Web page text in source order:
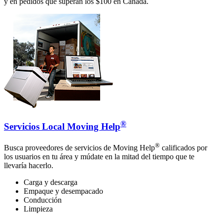
Servicios Local Moving Help®
Busca proveedores de servicios de Moving Help® calificados por
los usuarios en tu área y múdate en la mitad del tiempo que te
llevaría hacerlo.
Carga y descarga
Empaque y desempacado
Conducción
Limpieza